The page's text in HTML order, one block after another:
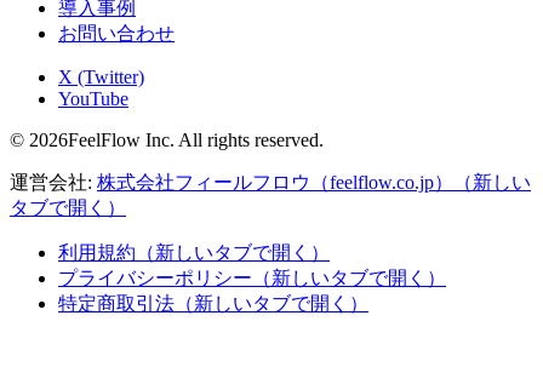
導入事例
お問い合わせ
X (Twitter)
YouTube
© 2026FeelFlow Inc. All rights reserved.
運営会社: 株式会社フィールフロウ（feelflow.co.jp）
（新しい
タブで開く）
利用規約 （新しいタブで開く）
プライバシーポリシー （新しいタブで開く）
特定商取引法 （新しいタブで開く）